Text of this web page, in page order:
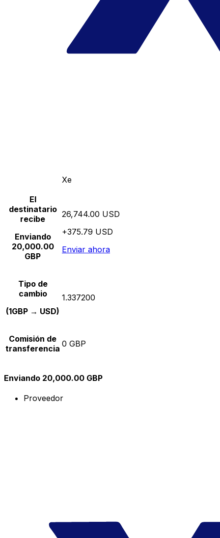
Xe
El
destinatario
recibe
Enviando
20,000.00
GBP
26,744.00 USD
+375.79 USD
Enviar ahora
Tipo de
cambio
(1GBP → USD)
1.337200
Comisión de
transferencia 0 GBP
Enviando 20,000.00 GBP
Proveedor